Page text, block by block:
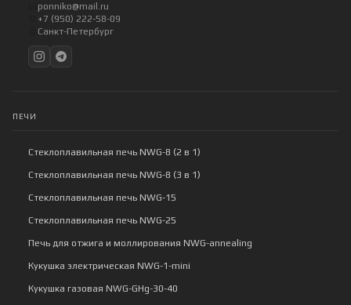
ponniko@mail.ru
+7 (950) 222-58-09
Санкт-Петербург
ПЕЧИ
Стеклоплавильная печь NWG-8 (2 в 1)
Стеклоплавильная печь NWG-8 (3 в 1)
Стеклоплавильная печь NWG-15
Стеклоплавильная печь NWG-25
Печь для отжига и моллирования NWG-annealing
Кукушка электрическая NWG-1-mini
Кукушка газовая NWG-GHg-30-40